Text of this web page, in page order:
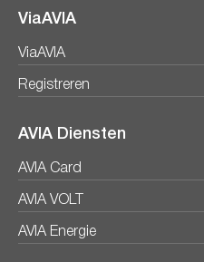
ViaAVIA
ViaAVIA
Registreren
AVIA Diensten
AVIA Card
AVIA VOLT
AVIA Energie